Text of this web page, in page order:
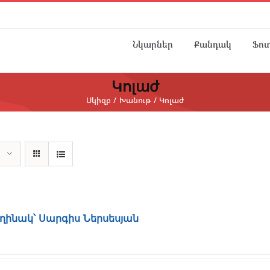
Նկարներ Քանդակ
Կոլաժ
Սկիզբ Խանութ Կոլաժ
Սարգիս Ներսեսյան